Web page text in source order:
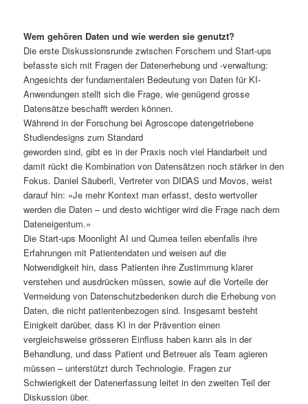
Wem gehören Daten und wie werden sie genutzt?
Die erste Diskussionsrunde zwischen Forschern und Start-ups
befasste sich mit Fragen der Datenerhebung und -verwaltung:
Angesichts der fundamentalen Bedeutung von Daten für KI-
Anwendungen stellt sich die Frage, wie genügend grosse
Datensätze beschafft werden können.
Während in der Forschung bei Agroscope datengetriebene
Studiendesigns zum Standard
geworden sind, gibt es in der Praxis noch viel Handarbeit und
damit rückt die Kombination von Datensätzen noch stärker in den
Fokus. Daniel Säuberli, Vertreter von DIDAS und Movos, weist
darauf hin: «Je mehr Kontext man erfasst, desto wertvoller
werden die Daten – und desto wichtiger wird die Frage nach dem
Dateneigentum.»
Die Start-ups Moonlight AI und Qumea teilen ebenfalls ihre
Erfahrungen mit Patientendaten und weisen auf die
Notwendigkeit hin, dass Patienten ihre Zustimmung klarer
verstehen und ausdrücken müssen, sowie auf die Vorteile der
Vermeidung von Datenschutzbedenken durch die Erhebung von
Daten, die nicht patientenbezogen sind. Insgesamt besteht
Einigkeit darüber, dass KI in der Prävention einen
vergleichsweise grösseren Einfluss haben kann als in der
Behandlung, und dass Patient und Betreuer als Team agieren
müssen – unterstützt durch Technologie. Fragen zur
Schwierigkeit der Datenerfassung leitet in den zweiten Teil der
Diskussion über.